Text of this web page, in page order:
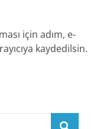
için adım, e-
kaydedilsin.